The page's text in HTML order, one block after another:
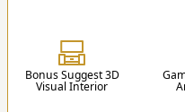
Daftar Gambar
Rumah
Carport 2 Mobil
Kolam Renang
Bonus Suggest 3D
Visual Interior